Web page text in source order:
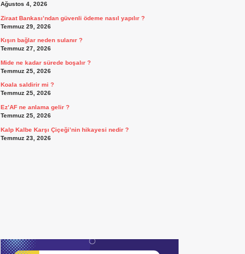
Ağustos 4, 2026
Ziraat Bankası’ndan güvenli ödeme nasıl yapılır ?
Temmuz 29, 2026
Kışın bağlar neden sulanır ?
Temmuz 27, 2026
Mide ne kadar sürede boşalır ?
Temmuz 25, 2026
Koala saldirir mi ?
Temmuz 25, 2026
Ez’AF ne anlama gelir ?
Temmuz 25, 2026
Kalp Kalbe Karşı Çiçeği’nin hikayesi nedir ?
Temmuz 23, 2026